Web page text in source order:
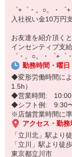
上場/優良/大手企
【スマホ面接実施
￣￣￣￣￣￣￣￣￣
自宅に居ながらス
オンライン面談な
即日登録もOK♪
気になった方はお
トラブルで、メイク
クセーヌに出会って
ば。・・・こちらも
味わえるお仕事です！
゜+゜・。○。・゜
入社祝い金10万円
お友達を紹介頂くと,
インセンティブ支
゜・。○。・゜+゜
勤務時間・曜日
◆変形労働時間に
1.5h）
◆営業時間: 10:00
◆シフト例: 9:30
※店舗営業時間に
アクセス・勤務
「立川北」駅より
「立川」駅より徒
東京都立川市